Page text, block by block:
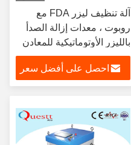
آلة تنظيف ليزر FDA مع
روبوت ، معدات إزالة الصدأ
بالليزر الأوتوماتيكية للمعادن
احصل على أفضل سعر